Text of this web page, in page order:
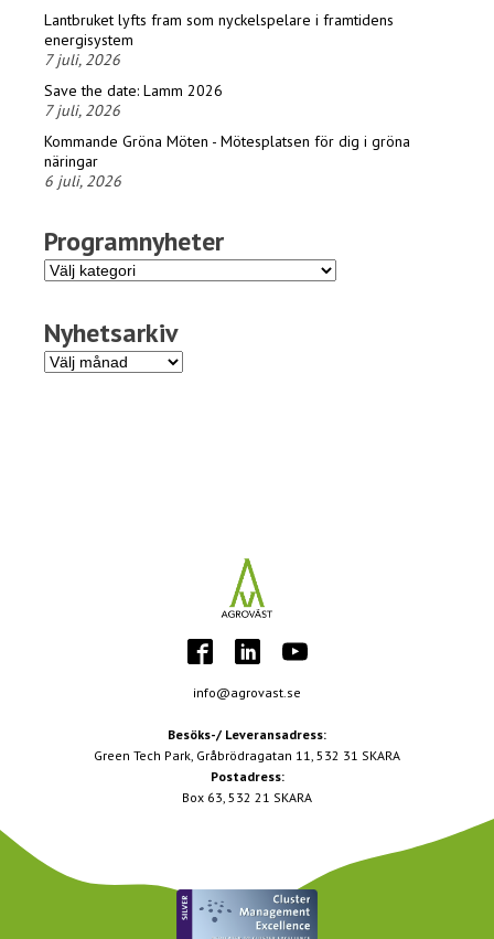
Lantbruket lyfts fram som nyckelspelare i framtidens
energisystem
7 juli, 2026
Save the date: Lamm 2026
7 juli, 2026
Kommande Gröna Möten - Mötesplatsen för dig i gröna
näringar
6 juli, 2026
Programnyheter
Programnyheter
Nyhetsarkiv
Nyhetsarkiv
info@agrovast.se
Besöks-/ Leveransadress:
Green Tech Park, Gråbrödragatan 11, 532 31 SKARA
Postadress:
Box 63, 532 21 SKARA